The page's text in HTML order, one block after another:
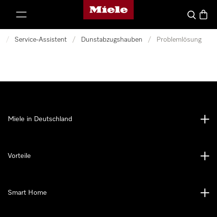
Miele-Homepage
Suche
/ Service-Assistent / Dunstabzugshauben / Problemlösung
Miele in Deutschland
Vorteile
Smart Home